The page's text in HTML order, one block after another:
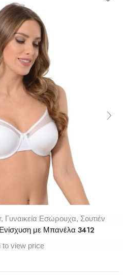
, Γυναικεία Εσώρουχα, Σουτιέν
με Μπανέλα 3412
to view price